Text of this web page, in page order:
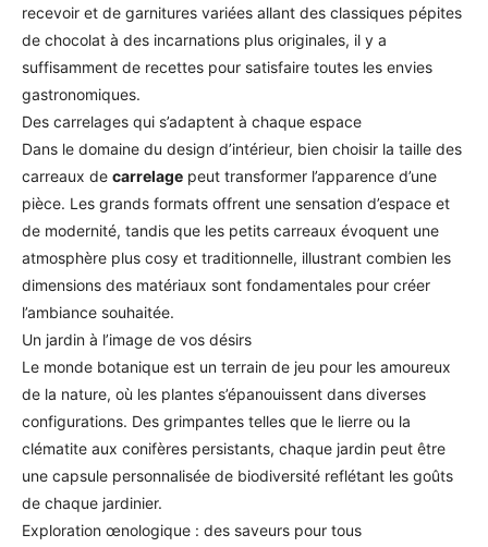
recevoir et de garnitures variées allant des classiques pépites
de chocolat à des incarnations plus originales, il y a
suffisamment de recettes pour satisfaire toutes les envies
gastronomiques.
Des carrelages qui s’adaptent à chaque espace
Dans le domaine du design d’intérieur, bien choisir la taille des
carreaux de carrelage peut transformer l’apparence d’une
pièce. Les grands formats offrent une sensation d’espace et
de modernité, tandis que les petits carreaux évoquent une
atmosphère plus cosy et traditionnelle, illustrant combien les
dimensions des matériaux sont fondamentales pour créer
l’ambiance souhaitée.
Un jardin à l’image de vos désirs
Le monde botanique est un terrain de jeu pour les amoureux
de la nature, où les plantes s’épanouissent dans diverses
configurations. Des grimpantes telles que le lierre ou la
clématite aux conifères persistants, chaque jardin peut être
une capsule personnalisée de biodiversité reflétant les goûts
de chaque jardinier.
Exploration œnologique : des saveurs pour tous